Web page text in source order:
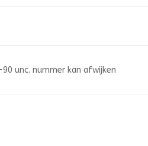
unc. nummer kan afwijken